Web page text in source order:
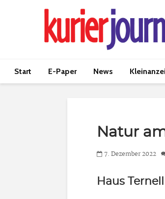
Start E-Paper News
Natur
7. Dezember 2022
Haus Ternell